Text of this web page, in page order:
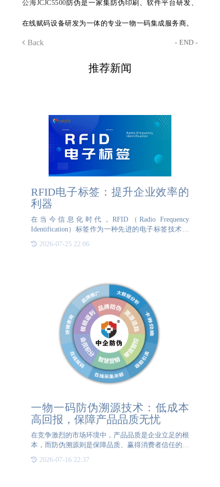
公海JCJC5500 防伪是一家集防伪印刷、软件平台研发、
在线赋码设备研发为一体的专业一物一码集成服务商。
Back - END -
推荐新闻
RFID电子标签：提升企业效率的
利器
在当今信息化时代，RFID（Radio Frequency
Identification）标签作为一种先进的电子标签技术，
正逐渐成为企业管理中不可或缺的一部分。无论是服
装、高端产品还是电子产品，RFI
2026-07-25 22:06
一物一码防伪溯源技术：低成本
高回报，保障产品品质无忧
在竞争激烈的市场环境中，产品品质是企业立足的根
本，而防伪溯源则是保障品质、赢得消费者信任的关
性，成为众多企业保障产品品质无忧的得力助手。
2026-07-16 22:37